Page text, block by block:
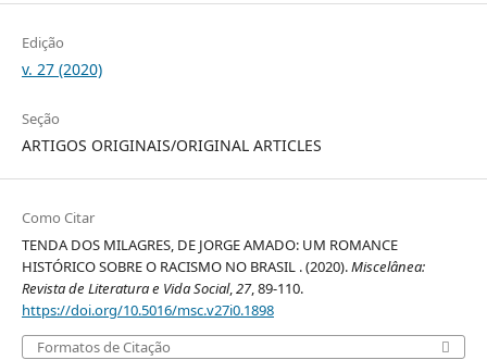
Edição
v. 27 (2020)
Seção
ARTIGOS ORIGINAIS/ORIGINAL ARTICLES
Como Citar
TENDA DOS MILAGRES, DE JORGE AMADO: UM ROMANCE
HISTÓRICO SOBRE O RACISMO NO BRASIL . (2020).Miscelânea:
Revista de Literatura e Vida Social,27, 89-110.
https://doi.org/10.5016/msc.v27i0.1898
Formatos de Citação